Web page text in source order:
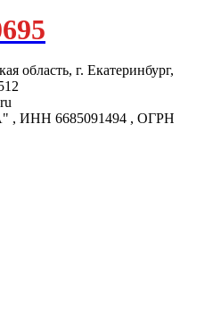
область, г. Екатеринбург,
6685091494 , ОГРН